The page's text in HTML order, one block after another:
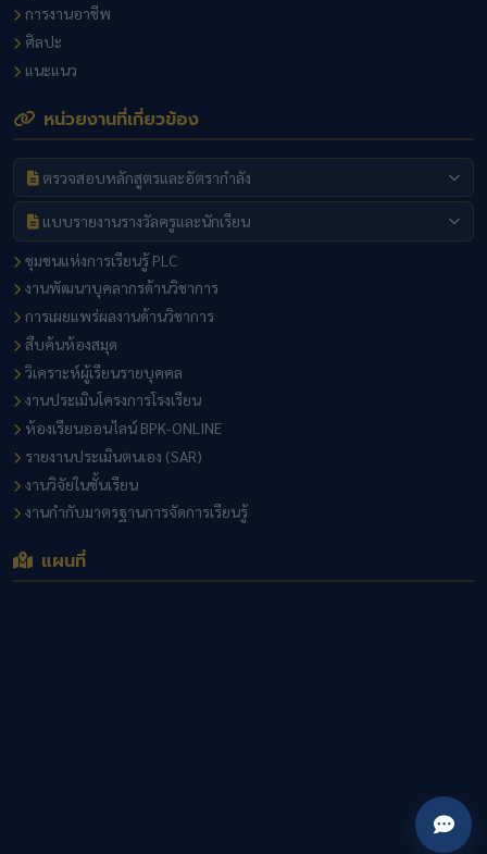
การงานอาชีพ
ศิลปะ
แนะแนว
หน่วยงานที่เกี่ยวข้อง
ตรวจสอบหลักสูตรและอัตรากำลัง
แบบรายงานรางวัลครูและนักเรียน
ชุมชนแห่งการเรียนรู้ PLC
งานพัฒนาบุคลากรด้านวิชาการ
การเผยแพร่ผลงานด้านวิชาการ
สืบค้นห้องสมุด
วิเคราะห์ผู้เรียนรายบุคคล
งานประเมินโครงการโรงเรียน
ห้องเรียนออนไลน์ BPK-ONLINE
รายงานประเมินตนเอง (SAR)
งานวิจัยในชั้นเรียน
งานกำกับมาตรฐานการจัดการเรียนรู้
แผนที่